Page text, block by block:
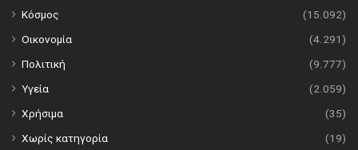
Κόσμος
(15.092)
Οικονομία
(4.291)
Πολιτική
(9.777)
Υγεία
(2.059)
Χρήσιμα
(35)
Χωρίς κατηγορία
(19)